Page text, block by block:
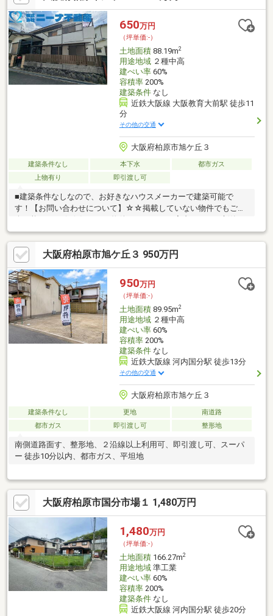
エネ住宅も施工可能。お客様のご予算とこだわりを大切に最適な
住まいづくりをサポート詳細はお気軽にお問合せください。
650万円
（坪単価:-）
土地面積88.19m2
用途地域２種中高
建ぺい率60%
容積率200%
建築条件なし
近鉄大阪線 大阪教育大前駅 徒歩11
分
その他の交通
大阪府柏原市旭ケ丘３
建築条件なし 本下水
都市ガス
上物有り
即引渡し可
■建築条件なしなので、お好きなハウスメーカーで建築可能で
す！【お問い合わせについて】☆☆掲載していない物件でもご紹
リフォームのご相談も承ります！◎資料請求、メールでのお問い
合わせは24時間受付中♪◎18時以降のご見学ご相談・オンライン
対応も可能♪詳細資料のご請求・物件見学のご依頼はお気軽にお問
い合わせください！【住宅ローン相談会開催中】初めてでご不安
な方、各借入限度額を知りたい方資金・支払い計画を立てたい
方、住み替えをお考えの方無料相談受付中です♪是非お気軽にお電
話ください！
大阪府柏原市旭ケ丘３ 950万円
950万円
（坪単価:-）
土地面積89.95m2
用途地域２種中高
建ぺい率60%
容積率200%
建築条件なし
近鉄大阪線 河内国分駅 徒歩13分
その他の交通
大阪府柏原市旭ケ丘３
建築条件なし 更地
南道路
都市ガス
即引渡し可 整形地
南側道路面す、整形地、２沿線以上利用可、即引渡し可、スーパ
ー 徒歩10分以内、都市ガス、平坦地
大阪府柏原市国分市場１ 1,480万円
1,480万円
（坪単価:-）
土地面積166.27m2
用途地域準工業
建ぺい率60%
容積率200%
建築条件なし
近鉄大阪線 河内国分駅 徒歩20分